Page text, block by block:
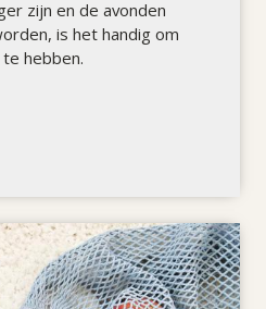
zijn en de avonden
is het handig om
hebben.